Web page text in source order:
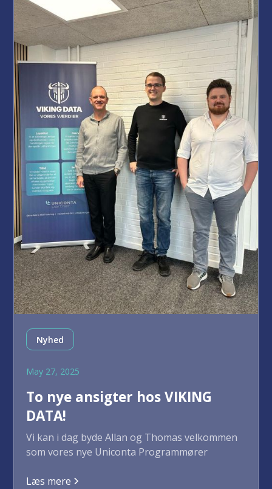
Nyhed
May 27, 2025
To nye ansigter hos VIKING
DATA!
Vi kan i dag byde Allan og Thomas velkommen
som vores nye Uniconta Programmører
Læs mere